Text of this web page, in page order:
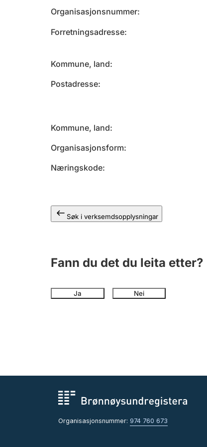
Organisasjonsnummer
Forretningsadresse
Kommune, land
Postadresse
Kommune, land
Organisasjonsform
Næringskode
Søk i verksemdsopplysningar
Fann du det du leita etter?
Ja Nei
Organisasjonsnummer: 974 760 673